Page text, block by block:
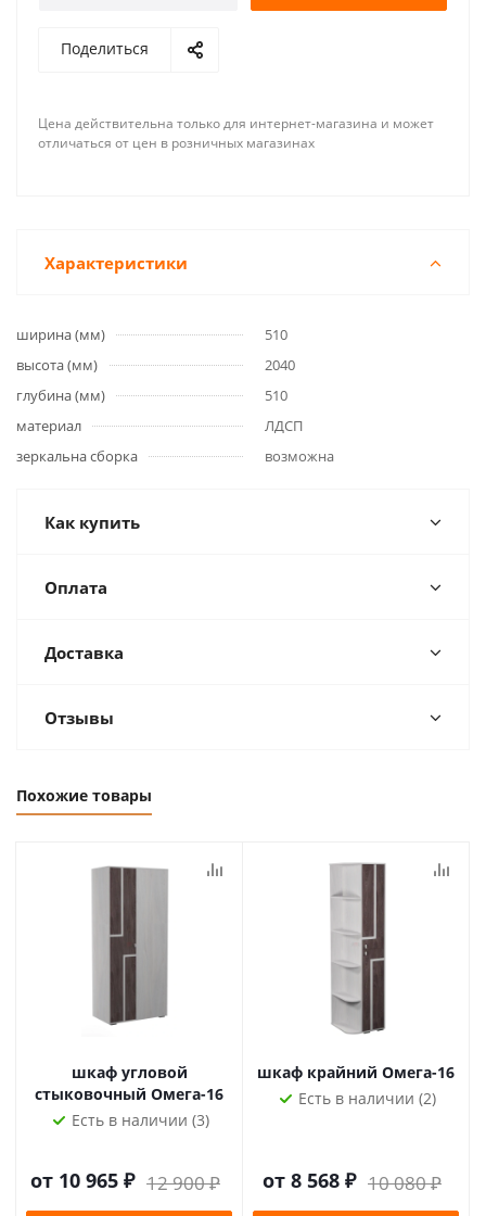
Поделиться
Цена действительна только для интернет-магазина и может
отличаться от цен в розничных магазинах
Характеристики
ширина (мм)
510
высота (мм)
2040
глубина (мм)
510
материал
ЛДСП
зеркальна сборка
возможна
Как купить
Оплата
Доставка
Отзывы
Похожие товары
шкаф угловой
стыковочный Омега-16
Есть в наличии (3)
от 10 965 ₽ 12 900 ₽
шкаф крайний Омега-16
Есть в наличии (2)
от 8 568 ₽ 10 080 ₽